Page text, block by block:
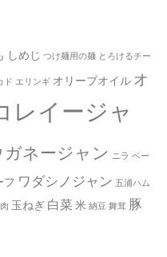
しめじ つけ麺用の麺 とろけるチー
ド エリンギ オリーブオイル オ
レイージャ
ガネージャン ニラ ベー
フ ワダシノジャン 五浦ハム
玉ねぎ 白菜 米 納豆 舞茸 豚